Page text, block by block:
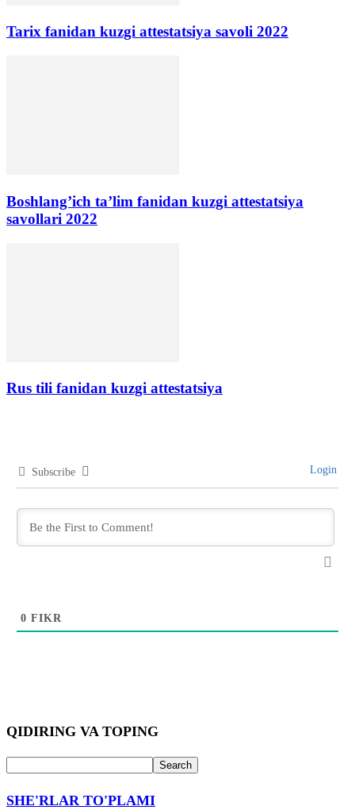
Tarix fanidan kuzgi attestatsiya savoli 2022
Boshlang’ich ta’lim fanidan kuzgi attestatsiya
savollari 2022
Rus tili fanidan kuzgi attestatsiya
Subscribe Login
0 FIKR
QIDIRING VA TOPING
SHE'RLAR TO'PLAMI